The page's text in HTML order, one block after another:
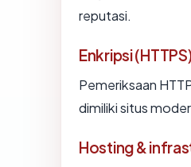
reputasi.
Enkripsi
Pemeriksaan
dimiliki situs
Hosting &